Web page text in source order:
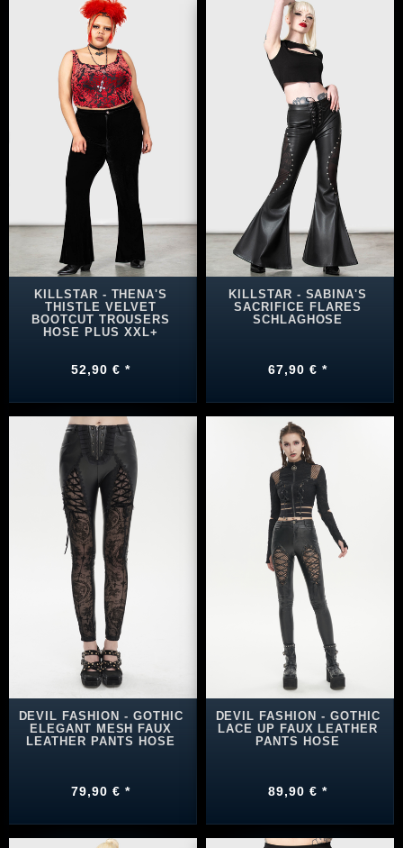
KILLSTAR - THENA'S
THISTLE VELVET
BOOTCUT TROUSERS
HOSE PLUS XXL+
52,90 € *
KILLSTAR - SABINA'S
SACRIFICE FLARES
SCHLAGHOSE
67,90 € *
DEVIL FASHION - GOTHIC
ELEGANT MESH FAUX
LEATHER PANTS HOSE
79,90 € *
DEVIL FASHION - GOTHIC
LACE UP FAUX LEATHER
PANTS HOSE
89,90 € *